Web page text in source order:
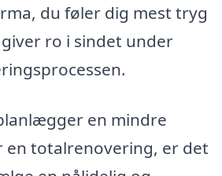
du føler dig mest tryg
ro i sindet under
en mindre
en totalrenovering, er det